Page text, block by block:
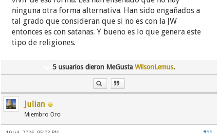
ninguna otra forma alternativa. Han sido engañados a
tal grado que consideran que si no es con la JW
entonces es con satanas. Y bueno es lo que genera este
tipo de religiones.
5 usuarios dieron MeGusta WilsonLemus.
Julian
Miembro Oro